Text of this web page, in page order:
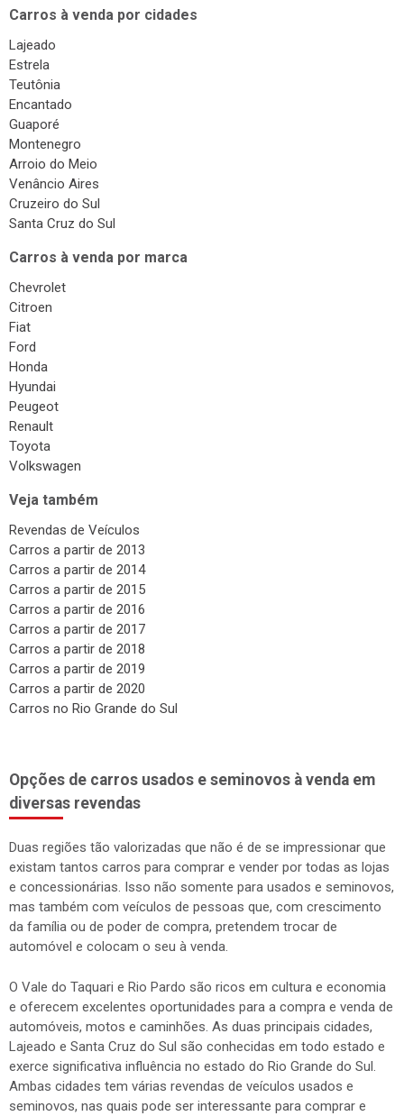
Carros à venda por cidades
Lajeado
Estrela
Teutônia
Encantado
Guaporé
Montenegro
Arroio do Meio
Venâncio Aires
Cruzeiro do Sul
Santa Cruz do Sul
Carros à venda por marca
Chevrolet
Citroen
Fiat
Ford
Honda
Hyundai
Peugeot
Renault
Toyota
Volkswagen
Veja também
Revendas de Veículos
Carros a partir de 2013
Carros a partir de 2014
Carros a partir de 2015
Carros a partir de 2016
Carros a partir de 2017
Carros a partir de 2018
Carros a partir de 2019
Carros a partir de 2020
Carros no Rio Grande do Sul
Opções de carros usados e seminovos à venda em
diversas revendas
Duas regiões tão valorizadas que não é de se impressionar que
existam tantos carros para comprar e vender por todas as lojas
e concessionárias. Isso não somente para usados e seminovos,
mas também com veículos de pessoas que, com crescimento
da família ou de poder de compra, pretendem trocar de
automóvel e colocam o seu à venda.
O Vale do Taquari e Rio Pardo são ricos em cultura e economia
e oferecem excelentes oportunidades para a compra e venda de
automóveis, motos e caminhões. As duas principais cidades,
Lajeado e Santa Cruz do Sul são conhecidas em todo estado e
exerce significativa influência no estado do Rio Grande do Sul.
Ambas cidades tem várias revendas de veículos usados e
seminovos, nas quais pode ser interessante para comprar e